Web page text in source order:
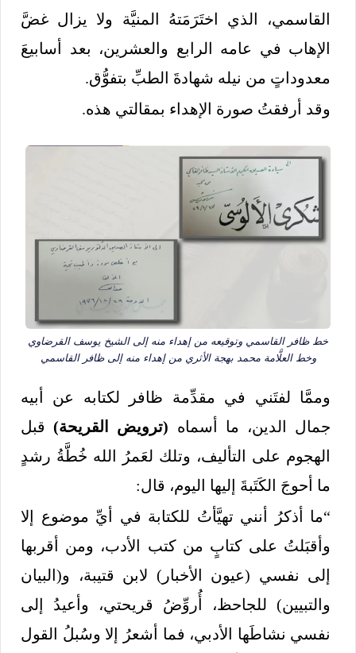
القاسمي، الذي اختَرَمَتهُ المنيَّة ولا يزال غضَّ
الإهاب في عامه الرابع والعشرين، بعد أسابيعَ
معدوداتٍ من نيله شهادةَ الطبِّ بتفوُّق.
وقد أرفقتُ صورة الإهداء بمقالتي هذه.
خط ظافر القاسمي وتوقيعه من إهداء منه إلى الشيخ يوسف القرضاوي
وخط العلَّامة محمد بهجة الأثري من إهداء منه إلى ظافر القاسمي
وممَّا لفتَني في مقدِّمة ظافر لكتابه عن أبيه
جمال الدين، ما أسماه (ترويض القريحة)قبل
الهجوم على التأليف، وتلك لعَمرُ الله خُطَّةُ رشدٍ
ما أحوجَ الكَتَبةَ إليها اليوم، قال:
“ما أذكرُ أنني تهيَّأتُ للكتابة في أيِّ موضوع إلا
وأقبَلتُ على كتابٍ من كتب الأدب، ومن أقربها
إلى نفسي (عيون الأخبار) لابن قتيبة، و(البيان
والتبيين) للجاحظ، أُروِّضُ قريحتي، وأعيدُ إلى
نفسي نشاطَها الأدبي، فما أشعرُ إلا وسُبلُ القول